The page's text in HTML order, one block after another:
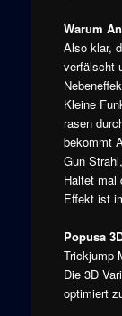
Warum
Also klar,
verfälscht
Kleine
rasen
bekommt
Gun
Haltet mal
Effekt ist
Popusa
Trickjump
Die 3D
optimiert